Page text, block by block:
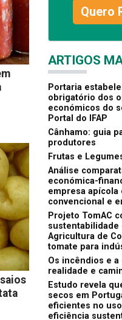
Quero
ARTIGOS
Portaria
obrigatório dos
económicos do
Portal do IFAP
Cânhamo: guia
produtores
Frutas e
Análise
económica-
empresa apícola
convencional e
Projeto TomAC
sustentabilidade
Agricultura de
tomate para
Os incêndios e
realidade e
Estudo revela
secos em
eficientes no
eficiência